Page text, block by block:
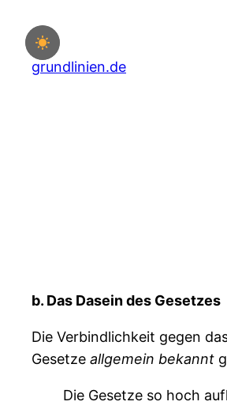
Inhalt
springen
grundlinien.de
b. Das Dasein des Gesetzes
Die Verbindlichkeit gegen
Gesetze allgemein bekannt
Die Gesetze so hoch